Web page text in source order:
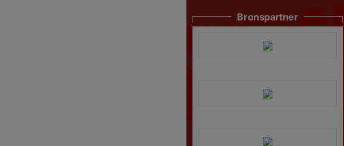
Bronspartner